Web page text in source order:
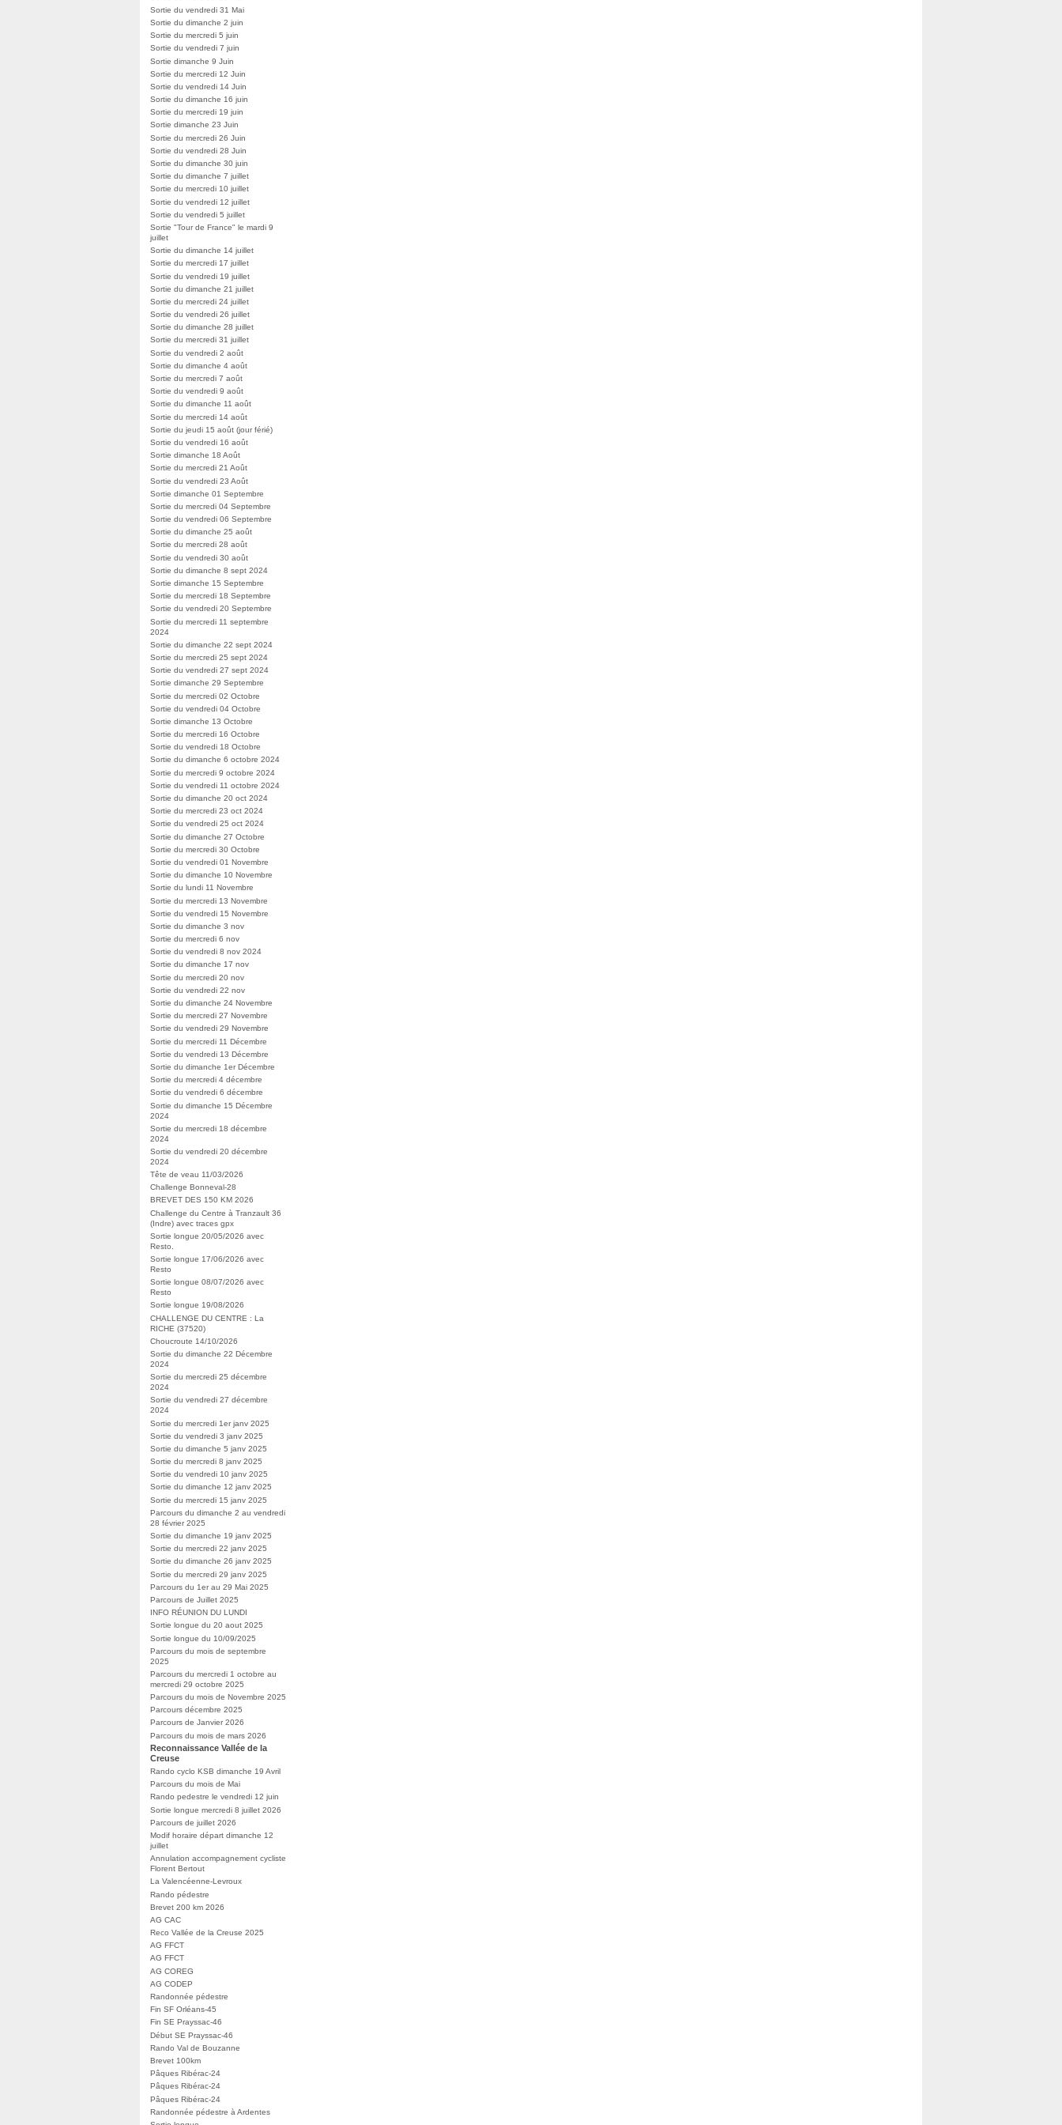
Sortie du vendredi 31 Mai
Sortie du dimanche 2 juin
Sortie du mercredi 5 juin
Sortie du vendredi 7 juin
Sortie dimanche 9 Juin
Sortie du mercredi 12 Juin
Sortie du vendredi 14 Juin
Sortie du dimanche 16 juin
Sortie du mercredi 19 juin
Sortie dimanche 23 Juin
Sortie du mercredi 26 Juin
Sortie du vendredi 28 Juin
Sortie du dimanche 30 juin
Sortie du dimanche 7 juillet
Sortie du mercredi 10 juillet
Sortie du vendredi 12 juillet
Sortie du vendredi 5 juillet
Sortie "Tour de France" le mardi 9
juillet
Sortie du dimanche 14 juillet
Sortie du mercredi 17 juillet
Sortie du vendredi 19 juillet
Sortie du dimanche 21 juillet
Sortie du mercredi 24 juillet
Sortie du vendredi 26 juillet
Sortie du dimanche 28 juillet
Sortie du mercredi 31 juillet
Sortie du vendredi 2 août
Sortie du dimanche 4 août
Sortie du mercredi 7 août
Sortie du vendredi 9 août
Sortie du dimanche 11 août
Sortie du mercredi 14 août
Sortie du jeudi 15 août (jour férié)
Sortie du vendredi 16 août
Sortie dimanche 18 Août
Sortie du mercredi 21 Août
Sortie du vendredi 23 Août
Sortie dimanche 01 Septembre
Sortie du mercredi 04 Septembre
Sortie du vendredi 06 Septembre
Sortie du dimanche 25 août
Sortie du mercredi 28 août
Sortie du vendredi 30 août
Sortie du dimanche 8 sept 2024
Sortie dimanche 15 Septembre
Sortie du mercredi 18 Septembre
Sortie du vendredi 20 Septembre
Sortie du mercredi 11 septembre
2024
Sortie du dimanche 22 sept 2024
Sortie du mercredi 25 sept 2024
Sortie du vendredi 27 sept 2024
Sortie dimanche 29 Septembre
Sortie du mercredi 02 Octobre
Sortie du vendredi 04 Octobre
Sortie dimanche 13 Octobre
Sortie du mercredi 16 Octobre
Sortie du vendredi 18 Octobre
Sortie du dimanche 6 octobre 2024
Sortie du mercredi 9 octobre 2024
Sortie du vendredi 11 octobre 2024
Sortie du dimanche 20 oct 2024
Sortie du mercredi 23 oct 2024
Sortie du vendredi 25 oct 2024
Sortie du dimanche 27 Octobre
Sortie du mercredi 30 Octobre
Sortie du vendredi 01 Novembre
Sortie du dimanche 10 Novembre
Sortie du lundi 11 Novembre
Sortie du mercredi 13 Novembre
Sortie du vendredi 15 Novembre
Sortie du dimanche 3 nov
Sortie du mercredi 6 nov
Sortie du vendredi 8 nov 2024
Sortie du dimanche 17 nov
Sortie du mercredi 20 nov
Sortie du vendredi 22 nov
Sortie du dimanche 24 Novembre
Sortie du mercredi 27 Novembre
Sortie du vendredi 29 Novembre
Sortie du mercredi 11 Décembre
Sortie du vendredi 13 Décembre
Sortie du dimanche 1er Décembre
Sortie du mercredi 4 décembre
Sortie du vendredi 6 décembre
Sortie du dimanche 15 Décembre
2024
Sortie du mercredi 18 décembre
2024
Sortie du vendredi 20 décembre
2024
Tête de veau 11/03/2026
Challenge Bonneval-28
BREVET DES 150 KM 2026
Challenge du Centre à Tranzault 36
(Indre) avec traces gpx
Sortie longue 20/05/2026 avec
Resto.
Sortie longue 17/06/2026 avec
Resto
Sortie longue 08/07/2026 avec
Resto
Sortie longue 19/08/2026
CHALLENGE DU CENTRE : La
RICHE (37520)
Choucroute 14/10/2026
Sortie du dimanche 22 Décembre
2024
Sortie du mercredi 25 décembre
2024
Sortie du vendredi 27 décembre
2024
Sortie du mercredi 1er janv 2025
Sortie du vendredi 3 janv 2025
Sortie du dimanche 5 janv 2025
Sortie du mercredi 8 janv 2025
Sortie du vendredi 10 janv 2025
Sortie du dimanche 12 janv 2025
Sortie du mercredi 15 janv 2025
Parcours du dimanche 2 au vendredi
28 février 2025
Sortie du dimanche 19 janv 2025
Sortie du mercredi 22 janv 2025
Sortie du dimanche 26 janv 2025
Sortie du mercredi 29 janv 2025
Parcours du 1er au 29 Mai 2025
Parcours de Juillet 2025
INFO RÉUNION DU LUNDI
Sortie longue du 20 aout 2025
Sortie longue du 10/09/2025
Parcours du mois de septembre
2025
Parcours du mercredi 1 octobre au
mercredi 29 octobre 2025
Parcours du mois de Novembre 2025
Parcours décembre 2025
Parcours de Janvier 2026
Parcours du mois de mars 2026
Reconnaissance Vallée de la
Creuse
Rando cyclo KSB dimanche 19 Avril
Parcours du mois de Mai
Rando pedestre le vendredi 12 juin
Sortie longue mercredi 8 juillet 2026
Parcours de juillet 2026
Modif horaire départ dimanche 12
juillet
Annulation accompagnement cycliste
Florent Bertout
La Valencéenne-Levroux
Rando pédestre
Brevet 200 km 2026
AG CAC
Reco Vallée de la Creuse 2025
AG FFCT
AG FFCT
AG COREG
AG CODEP
Randonnée pédestre
Fin SF Orléans-45
Fin SE Prayssac-46
Début SE Prayssac-46
Rando Val de Bouzanne
Brevet 100km
Pâques Ribérac-24
Pâques Ribérac-24
Pâques Ribérac-24
Randonnée pédestre à Ardentes